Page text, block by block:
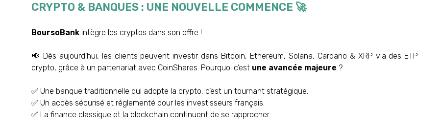
CRYPTO & BANQUES : UNE NOUVELLE COMMENCE 🚀
BoursoBank intègre les cryptos dans son offre !
📢 Dès aujourd’hui, les clients peuvent investir dans Bitcoin, Ethereum, Solana, Cardano & XRP via des ETP
crypto, grâce à un partenariat avec CoinShares. Pourquoi c’est une avancée majeure ?
✅ Une banque traditionnelle qui adopte la crypto, c’est un tournant stratégique.
✅ Un accès sécurisé et réglementé pour les investisseurs français.
✅ La finance classique et la blockchain continuent de se rapprocher.